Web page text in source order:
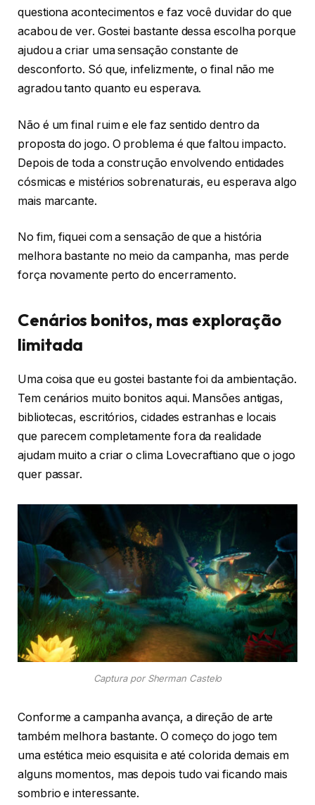
questiona acontecimentos e faz você duvidar do que
acabou de ver. Gostei bastante dessa escolha porque
ajudou a criar uma sensação constante de
desconforto. Só que, infelizmente, o final não me
agradou tanto quanto eu esperava.
Não é um final ruim e ele faz sentido dentro da
proposta do jogo. O problema é que faltou impacto.
Depois de toda a construção envolvendo entidades
cósmicas e mistérios sobrenaturais, eu esperava algo
mais marcante.
No fim, fiquei com a sensação de que a história
melhora bastante no meio da campanha, mas perde
força novamente perto do encerramento.
Cenários bonitos, mas exploração
limitada
Uma coisa que eu gostei bastante foi da ambientação.
Tem cenários muito bonitos aqui. Mansões antigas,
bibliotecas, escritórios, cidades estranhas e locais
que parecem completamente fora da realidade
ajudam muito a criar o clima Lovecraftiano que o jogo
quer passar.
Captura por Sherman Castelo
Conforme a campanha avança, a direção de arte
também melhora bastante. O começo do jogo tem
uma estética meio esquisita e até colorida demais em
alguns momentos, mas depois tudo vai ficando mais
sombrio e interessante.